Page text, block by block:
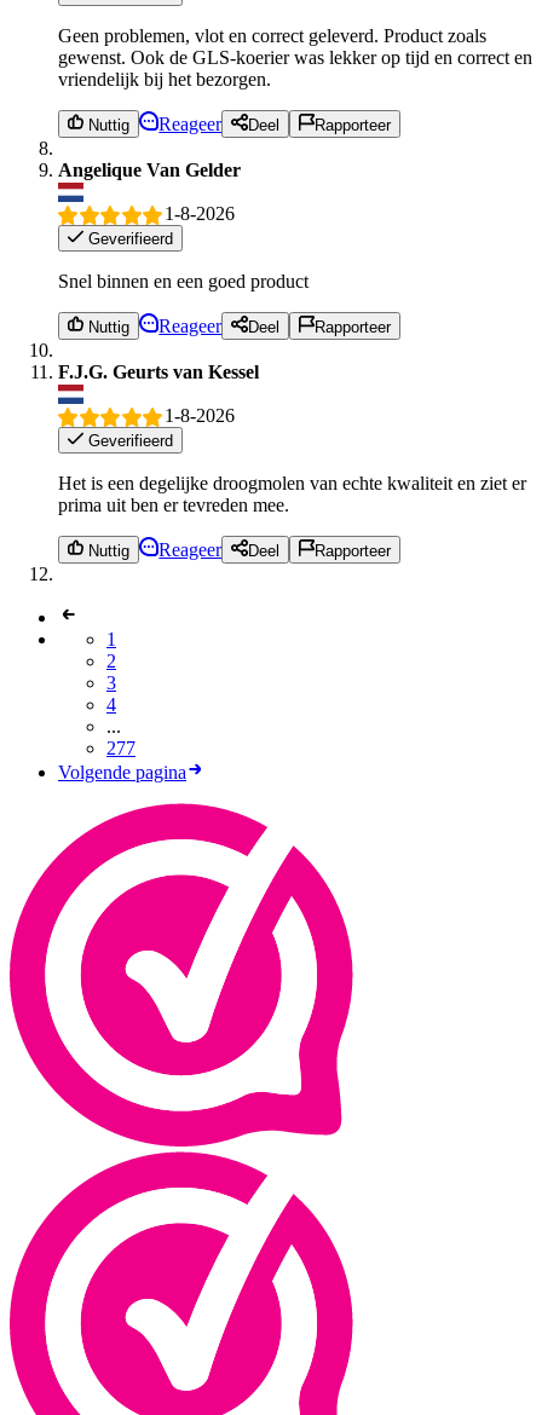
Geen problemen, vlot en correct geleverd. Product zoals
gewenst. Ook de GLS-koerier was lekker op tijd en correct en
vriendelijk bij het bezorgen.
Nuttig Reageer Deel Rapporteer
Angelique Van Gelder
1-8-2026
Geverifieerd
Snel binnen en een goed product
Nuttig Reageer Deel Rapporteer
F.J.G. Geurts van Kessel
1-8-2026
Geverifieerd
Het is een degelijke droogmolen van echte kwaliteit en ziet er
prima uit ben er tevreden mee.
Nuttig Reageer Deel Rapporteer
1
2
3
4
...
277
Volgende pagina